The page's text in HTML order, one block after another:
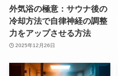
外気浴の極意：サウナ後の
冷却方法で自律神経の調整
力をアップさせる方法
2025年12月26日